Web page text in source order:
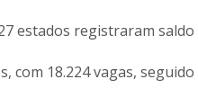
estados registraram
18.224 vagas,